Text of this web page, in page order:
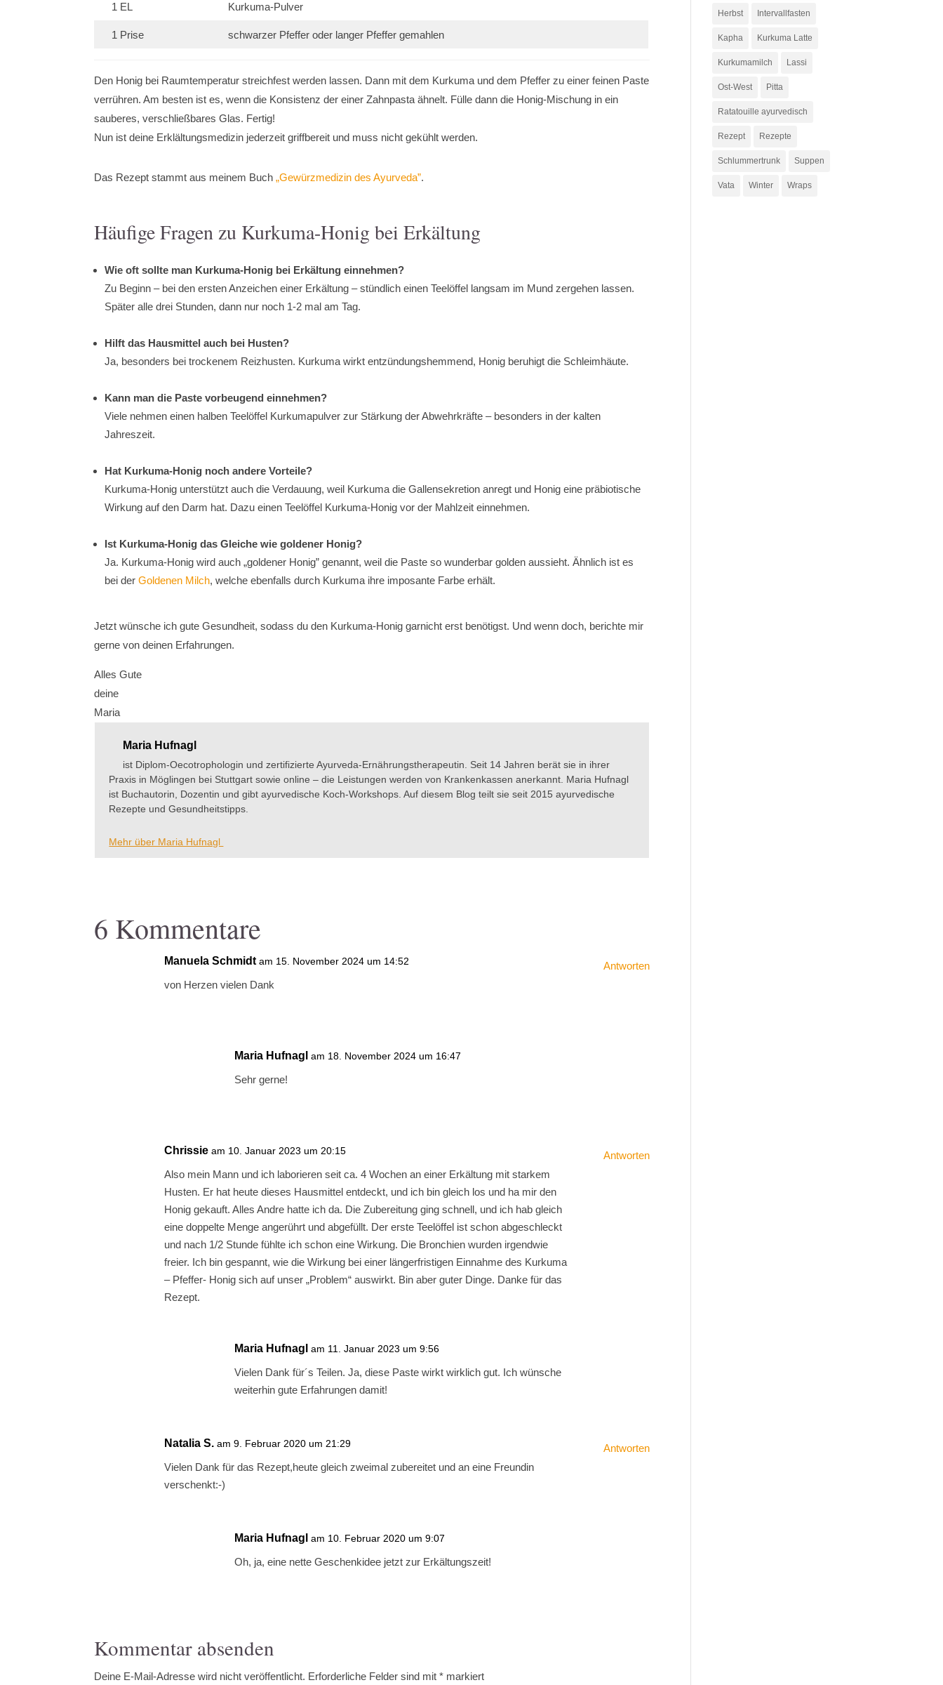
1 EL Kurkuma-Pulver
1 Prise schwarzer Pfeffer oder langer Pfeffer gemahlen
Den Honig bei Raumtemperatur streichfest werden lassen. Dann mit dem Kurkuma und dem Pfeffer zu einer feinen Paste
verrühren. Am besten ist es, wenn die Konsistenz der einer Zahnpasta ähnelt. Fülle dann die Honig-Mischung in ein
sauberes, verschließbares Glas. Fertig!
Nun ist deine Erklältungsmedizin jederzeit griffbereit und muss nicht gekühlt werden.
Das Rezept stammt aus meinem Buch„Gewürzmedizin des Ayurveda”.
Häufige Fragen zu Kurkuma-Honig bei Erkältung
Wie oft sollte man Kurkuma-Honig bei Erkältung einnehmen?
Zu Beginn – bei den ersten Anzeichen einer Erkältung – stündlich einen Teelöffel langsam im Mund zergehen lassen.
Später alle drei Stunden, dann nur noch 1-2 mal am Tag.
Hilft das Hausmittel auch bei Husten?
Ja, besonders bei trockenem Reizhusten. Kurkuma wirkt entzündungshemmend, Honig beruhigt die Schleimhäute.
Kann man die Paste vorbeugend einnehmen?
Viele nehmen einen halben Teelöffel Kurkumapulver zur Stärkung der Abwehrkräfte – besonders in der kalten
Jahreszeit.
Hat Kurkuma-Honig noch andere Vorteile?
Kurkuma-Honig unterstützt auch die Verdauung, weil Kurkuma die Gallensekretion anregt und Honig eine präbiotische
Wirkung auf den Darm hat. Dazu einen Teelöffel Kurkuma-Honig vor der Mahlzeit einnehmen.
Ist Kurkuma-Honig das Gleiche wie goldener Honig?
Ja. Kurkuma-Honig wird auch „goldener Honig” genannt, weil die Paste so wunderbar golden aussieht. Ähnlich ist es
bei derGoldenen Milch, welche ebenfalls durch Kurkuma ihre imposante Farbe erhält.
Jetzt wünsche ich gute Gesundheit, sodass du den Kurkuma-Honig garnicht erst benötigst. Und wenn doch, berichte mir
gerne von deinen Erfahrungen.
Alles Gute
deine
Maria
Maria Hufnagl
ist Diplom-Oecotrophologin und zertifizierte Ayurveda-Ernährungstherapeutin. Seit 14 Jahren berät sie in ihrer
Praxis in Möglingen bei Stuttgart sowie online – die Leistungen werden von Krankenkassen anerkannt. Maria Hufnagl
ist Buchautorin, Dozentin und gibt ayurvedische Koch-Workshops. Auf diesem Blog teilt sie seit 2015 ayurvedische
Rezepte und Gesundheitstipps.
Mehr über Maria Hufnagl
6 Kommentare
Manuela Schmidt am 15. November 2024 um 14:52
von Herzen vielen Dank
Antworten
Maria Hufnagl am 18. November 2024 um 16:47
Sehr gerne!
Chrissie am 10. Januar 2023 um 20:15
Also mein Mann und ich laborieren seit ca. 4 Wochen an einer Erkältung mit starkem
Husten. Er hat heute dieses Hausmittel entdeckt, und ich bin gleich los und ha mir den
Honig gekauft. Alles Andre hatte ich da. Die Zubereitung ging schnell, und ich hab gleich
eine doppelte Menge angerührt und abgefüllt. Der erste Teelöffel ist schon abgeschleckt
und nach 1/2 Stunde fühlte ich schon eine Wirkung. Die Bronchien wurden irgendwie
freier. Ich bin gespannt, wie die Wirkung bei einer längerfristigen Einnahme des Kurkuma
– Pfeffer- Honig sich auf unser „Problem“ auswirkt. Bin aber guter Dinge. Danke für das
Rezept.
Antworten
Maria Hufnagl am 11. Januar 2023 um 9:56
Vielen Dank für´s Teilen. Ja, diese Paste wirkt wirklich gut. Ich wünsche
weiterhin gute Erfahrungen damit!
Natalia S. am 9. Februar 2020 um 21:29
Vielen Dank für das Rezept,heute gleich zweimal zubereitet und an eine Freundin
verschenkt:-)
Antworten
Maria Hufnagl am 10. Februar 2020 um 9:07
Oh, ja, eine nette Geschenkidee jetzt zur Erkältungszeit!
Kommentar absenden
Deine E-Mail-Adresse wird nicht veröffentlicht. Erforderliche Felder sind mit* markiert
Herbst Intervallfasten
Kapha Kurkuma Latte
Kurkumamilch Lassi
Ost-West Pitta
Ratatouille ayurvedisch
Rezept Rezepte
Schlummertrunk Suppen
Vata Winter Wraps